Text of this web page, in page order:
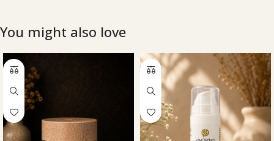
You might also love